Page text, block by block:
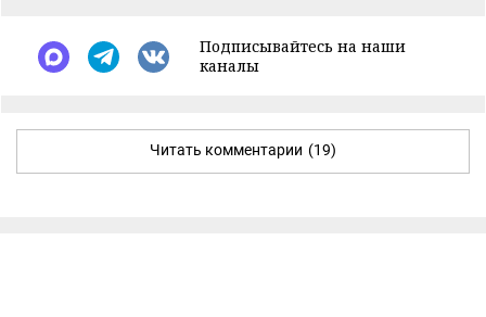
Подписывайтесь на наши
каналы
Читать комментарии (19)